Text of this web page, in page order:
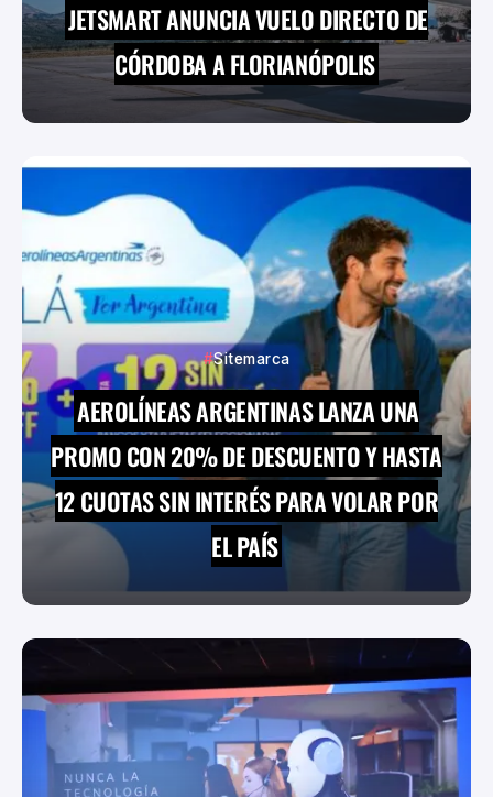
JETSMART ANUNCIA VUELO DIRECTO DE
CÓRDOBA A FLORIANÓPOLIS
Sitemarca
AEROLÍNEAS ARGENTINAS LANZA UNA
PROMO CON 20% DE DESCUENTO Y HASTA
12 CUOTAS SIN INTERÉS PARA VOLAR POR
EL PAÍS